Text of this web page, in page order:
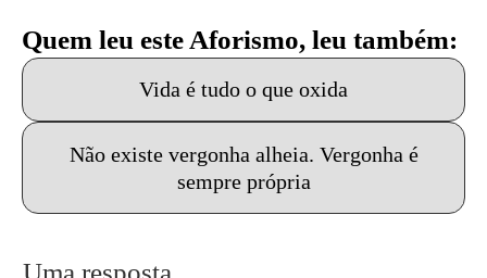
Quem leu este Aforismo, leu também:
Vida é tudo o que oxida
Não existe vergonha alheia. Vergonha é
sempre própria